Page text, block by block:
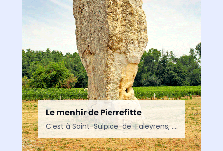
Le menhir de Pierrefitte
C’est à Saint-Sulpice-de-Faleyrens, à deux pas de Libourne, que se dresse dans les vignes le plus remarquable menhir du Sud-Ouest. Remarquable, celui-ci l’est autant par ses mensurations (haut de 5,20…